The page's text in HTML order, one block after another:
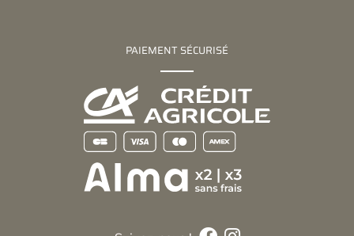
PAIEMENT SÉCURISÉ